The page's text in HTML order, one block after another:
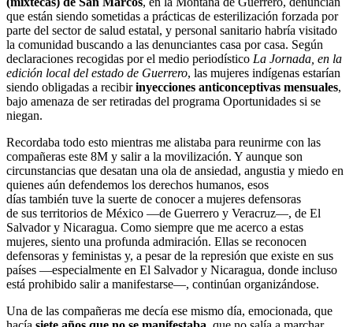
que están siendo sometidas a prácticas de esterilización forzada por
parte del sector de salud estatal, y personal sanitario habría visitado
la comunidad buscando a las denunciantes casa por casa. Según
declaraciones recogidas por el medio periodístico La Jornada , en la
edición local del estado de Guerrero, las mujeres indígenas estarían
siendo obligadas a recibirinyecciones anticonceptivas mensuales,
bajo amenaza de ser retiradas del programa Oportunidades si se
niegan.
Recordaba todo esto mientras me alistaba para reunirme con las
compañeras este 8M y salir a la movilización. Y aunque son
circunstancias que desatan una ola de ansiedad, angustia y miedo en
quienes aún defendemos los derechos humanos, esos
días también tuve la suerte de conocer a mujeres defensoras
de sus territorios de México —de Guerrero y Veracruz—, de El
Salvador y Nicaragua. Como siempre que me acerco a estas
mujeres, siento una profunda admiración. Ellas se reconocen
defensoras y feministas y, a pesar de la represión que existe en sus
países —especialmente en El Salvador y Nicaragua, donde incluso
está prohibido salir a manifestarse—, continúan organizándose.
Una de las compañeras me decía ese mismo día, emocionada, que